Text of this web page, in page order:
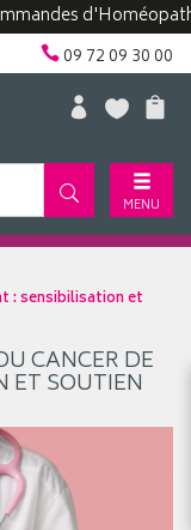
09 72 09 30 00
MENU
: sensibilisation et
CANCER DE
ET SOUTIEN